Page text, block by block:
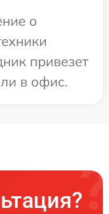
о
привезет
в офис.